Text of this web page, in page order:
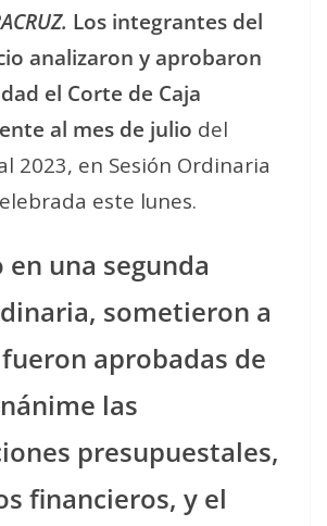
Los integrantes del
analizaron y aprobaron
el Corte de Caja
al mes de julio del
2023, en Sesión Ordinaria
este lunes.
una segunda
sometieron a
aprobadas de
las
presupuestales,
financieros, y el